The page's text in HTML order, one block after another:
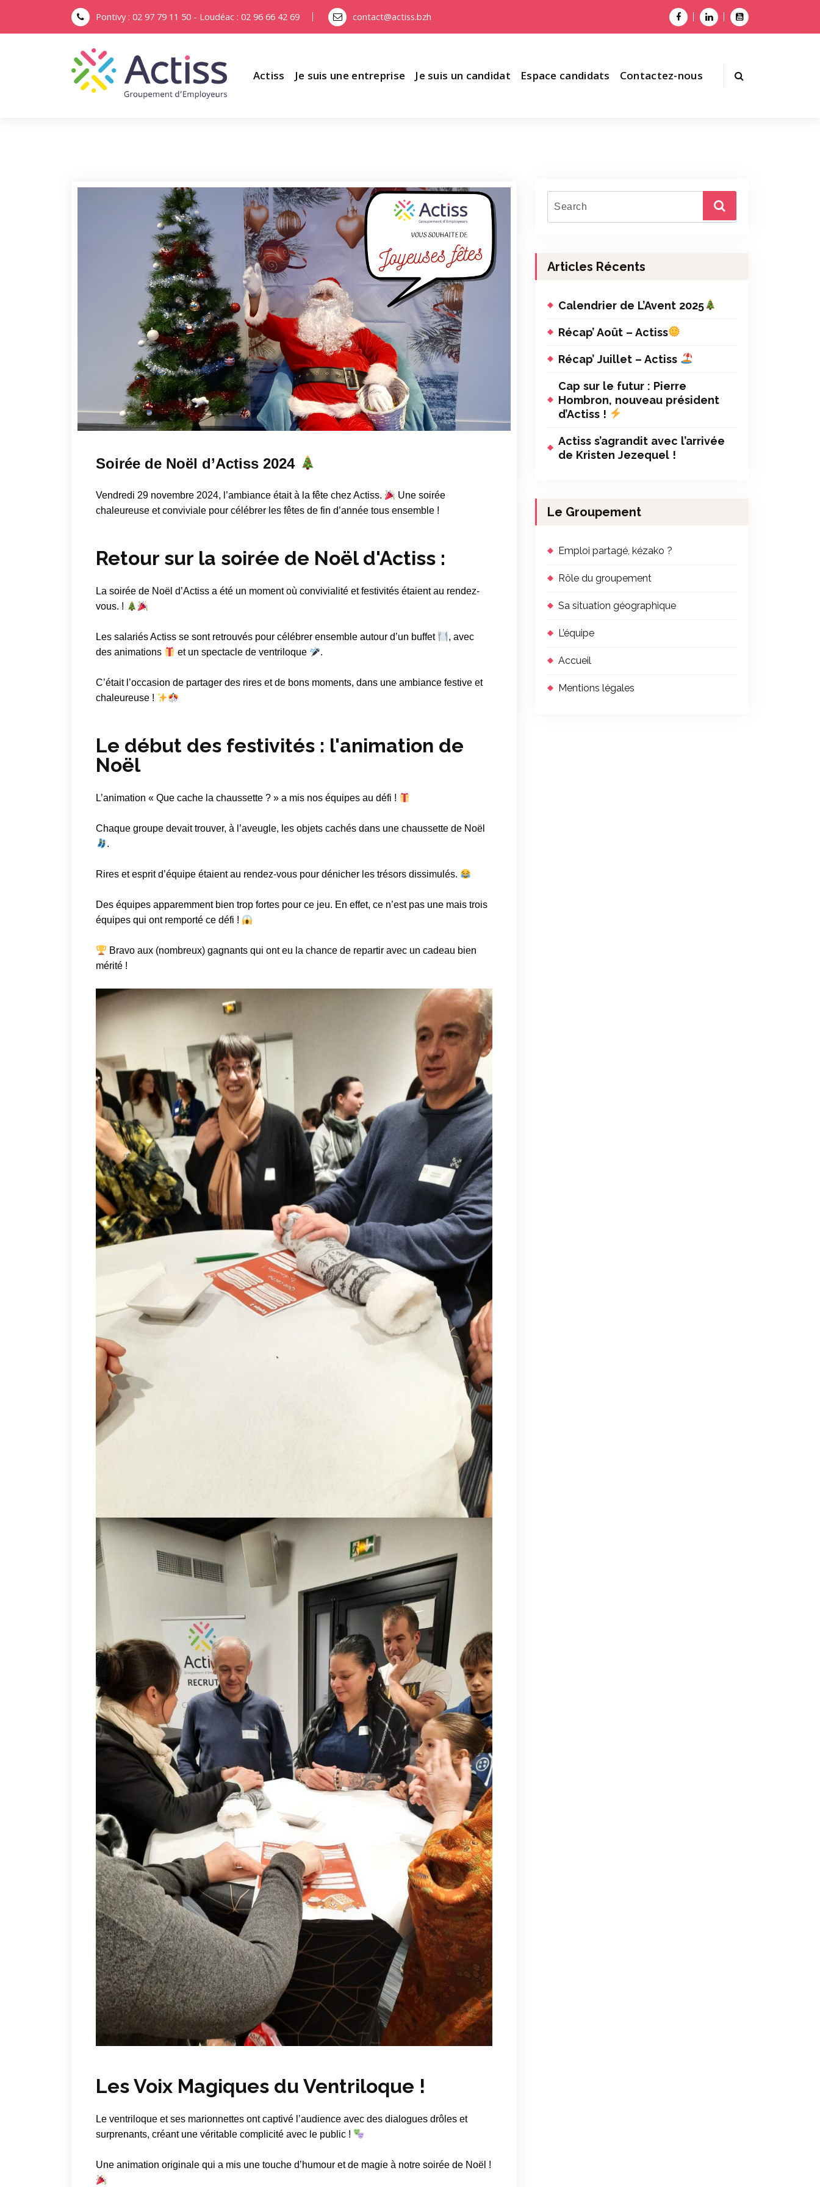
Pontivy : 02 97 79 11 50 - Loudéac : 02 96 66 42 69 contact@actiss.bzh
Actiss Je suis une entreprise Je suis un candidat Espace candidats Contactez-nous
Soirée de Noël d’Actiss 2024
Vendredi 29 novembre 2024, l’ambiance était à la fête chez Actiss.
Une soirée
chaleureuse et conviviale pour célébrer les fêtes de fin d’année tous ensemble !
Retour sur la soirée de Noël d'Actiss :
La soirée de Noël d’Actiss a été un moment où convivialité et festivités étaient au rendez-
vous. !
Les salariés Actiss se sont retrouvés pour célébrer ensemble autour d’un buffet
, avec
des animations
et un spectacle de ventriloque .
C’était l’occasion de partager des rires et de bons moments, dans une ambiance festive et
chaleureuse !
Le début des festivités : l'animation de
Noël
L’animation « Que cache la chaussette ? » a mis nos équipes au défi !
Chaque groupe devait trouver, à l’aveugle, les objets cachés dans une chaussette de Noël
.
Rires et esprit d’équipe étaient au rendez-vous pour dénicher les trésors dissimulés.
Des équipes apparemment bien trop fortes pour ce jeu. En effet, ce n’est pas une mais trois
équipes qui ont remporté ce défi !
Bravo aux (nombreux) gagnants qui ont eu la chance de repartir avec un cadeau bien
mérité !
Les Voix Magiques du Ventriloque !
Le ventriloque et ses marionnettes ont captivé l’audience avec des dialogues drôles et
surprenants, créant une véritable complicité avec le public !
Une animation originale qui a mis une touche d’humour et de magie à notre soirée de Noël !
Articles Récents
Calendrier de L’Avent 2025
Récap’ Août – Actiss
Récap’ Juillet – Actiss
Cap sur le futur : Pierre
Hombron, nouveau président
d’Actiss !
Actiss s’agrandit avec l’arrivée
de Kristen Jezequel !
Le Groupement
Emploi partagé, kézako ?
Rôle du groupement
Sa situation géographique
L’équipe
Accueil
Mentions légales